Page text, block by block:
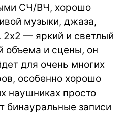
СЧ/ВЧ, хорошо
музыки, джаза,
2х2 — яркий и светлый
объема и сцены, он
для очень многих
особенно хорошо
наушниках просто
бинауральные записи